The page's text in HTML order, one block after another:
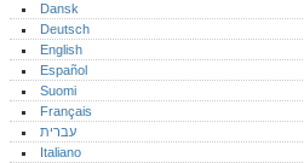
Dansk
Deutsch
English
Español
Suomi
Français
עברית
Italiano